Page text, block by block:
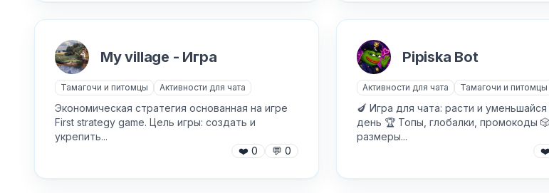
NFT и Telegram Подарки
Активности для чата
Аниме и манга
Анонимные вопросы
Базы и парсеры
Музыка
Новости
Авторизуйтесь, чтобы бесплатно
добавить бота в каталог
Войти
My village - Игра
Тамагочи и питомцы Активности для чата
Экономическая стратегия основанная на игре
First strategy game. Цель игры: создать и
укрепить...
❤️ 0 💬 0
Pipiska Bot
Активности для чата Тамагочи и питомцы
🍆 Игра для чата: расти и уменьшайся
день 🏆 Топы, глобалки, промокоды
размеры...
❤️